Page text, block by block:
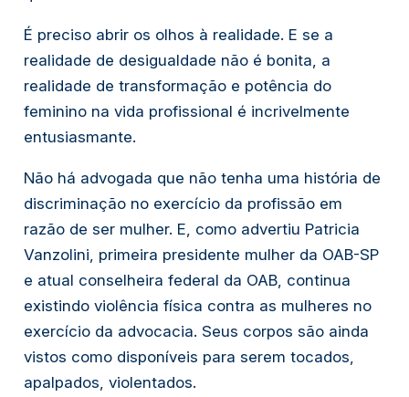
É preciso abrir os olhos à realidade. E se a
realidade de desigualdade não é bonita, a
realidade de transformação e potência do
feminino na vida profissional é incrivelmente
entusiasmante.
Não há advogada que não tenha uma história de
discriminação no exercício da profissão em
razão de ser mulher. E, como advertiu Patricia
Vanzolini, primeira presidente mulher da OAB-SP
e atual conselheira federal da OAB, continua
existindo violência física contra as mulheres no
exercício da advocacia. Seus corpos são ainda
vistos como disponíveis para serem tocados,
apalpados, violentados.